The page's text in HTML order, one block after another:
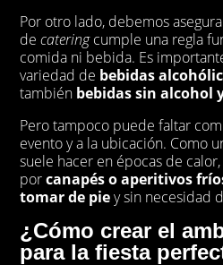
Por otro lado, debemos
decateringcumple una regla
comida ni bebida. Es
variedad de bebidas
también bebidas sin alcohol
Pero tampoco puede faltar
evento y a la ubicación. Como
suele hacer en épocas de
porcanapés o aperitivos
tomar de piey sin necesidad
¿Cómo crear el
para la fiesta